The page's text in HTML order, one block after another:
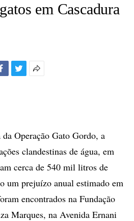
em Cascadura
Operação Gato Gordo, a
clandestinas de água, em
cerca de 540 mil litros de
um prejuízo anual estimado em
encontrados na Fundação
Marques, na Avenida Ernani